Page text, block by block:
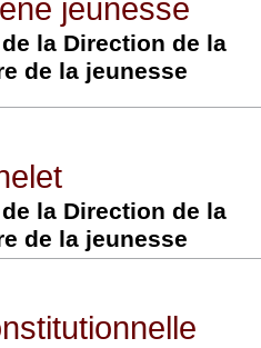
jeunesse
la Direction de la
de la jeunesse
la Direction de la
de la jeunesse